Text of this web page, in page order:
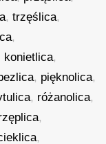
,trzęślica,
,
konietlica,
, pięknolica,
, różanolica,
,
,